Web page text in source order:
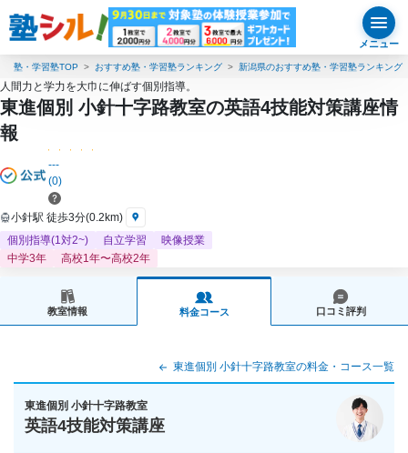
メニュー
塾・学習塾TOP おすすめ塾・学習塾ランキング 新潟県のおすすめ塾・学習塾ランキング
人間力と学力を大巾に伸ばす個別指導。
東進個別 小針十字路教室の英語4技能対策講座情
報
---
(0)
小針駅 徒歩3分(0.2km)
個別指導(1対2~)
自立学習
映像授業
中学3年
高校1年〜高校2年
教室情報 料金コース 口コミ評判
東進個別 小針十字路教室の料金・コース一覧
東進個別 小針十字路教室
英語4技能対策講座